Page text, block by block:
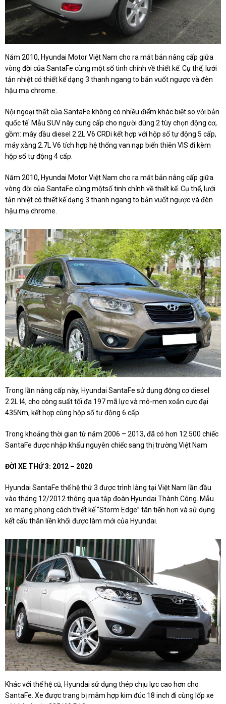
Năm 2010, Hyundai Motor Việt Nam cho ra mắt bản nâng cấp giữa
vòng đời của SantaFe cùng một số tinh chỉnh về thiết kế. Cụ thể, lưới
tản nhiệt có thiết kế dạng 3 thanh ngang to bản vuốt ngược và đèn
hậu mạ chrome.
Nội ngoại thất của SantaFe không có nhiều điểm khác biệt so với bản
quốc tế. Mẫu SUV này cung cấp cho người dùng 2 tùy chọn động cơ,
gồm: máy dầu diesel 2.2L V6 CRDi kết hợp với hộp số tự động 5 cấp,
máy xăng 2.7L V6 tích hợp hệ thống van nạp biến thiên VIS đi kèm
hộp số tự động 4 cấp.
Năm 2010, Hyundai Motor Việt Nam cho ra mắt bản nâng cấp giữa
vòng đời của SantaFe cùng mộtsố tinh chỉnh về thiết kế. Cụ thể, lưới
tản nhiệt có thiết kế dạng 3 thanh ngang to bản vuốt ngược và đèn
hậu mạ chrome.
Trong lần nâng cấp này, Hyundai SantaFe sử dụng động cơ diesel
2.2L I4, cho công suất tối đa 197 mã lực và mô-men xoắn cực đại
435Nm, kết hợp cùng hộp số tự động 6 cấp.
Trong khoảng thời gian từ năm 2006 – 2013, đã có hơn 12.500 chiếc
SantaFe được nhập khẩu nguyên chiếc sang thị trường Việt Nam
ĐỜI XE THỨ 3: 2012 – 2020
Hyundai SantaFe thế hệ thứ 3 được trình làng tại Việt Nam lần đầu
vào tháng 12/2012 thông qua tập đoàn Hyundai Thành Công. Mẫu
xe mang phong cách thiết kế “Storm Edge” tân tiến hơn và sử dụng
kết cấu thân liền khối được làm mới của Hyundai.
Khác với thế hệ cũ, Hyundai sử dụng thép chịu lực cao hơn cho
SantaFe. Xe được trang bị mâm hợp kim đúc 18 inch đi cùng lốp xe